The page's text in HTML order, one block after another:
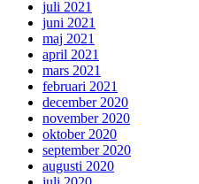
juli 2021
juni 2021
maj 2021
april 2021
mars 2021
februari 2021
december 2020
november 2020
oktober 2020
september 2020
augusti 2020